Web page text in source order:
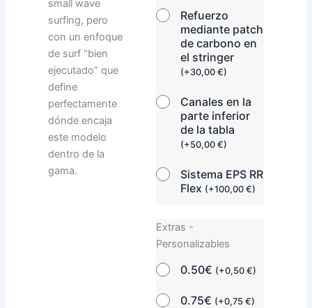
Refuerzo
mediante patch
de carbono en
el stringer
(+30,00€)
Canales en la
parte inferior
de la tabla
(+50,00€)
Sistema EPS RR
Flex (+100,00€)
Extras -
Personalizables
0.50€ (+0,50€)
0.75€ (+0,75€)
small wave
surfing, pero
con un enfoque
de surf “bien
ejecutado” que
define
perfectamente
dónde encaja
este modelo
dentro de la
gama.